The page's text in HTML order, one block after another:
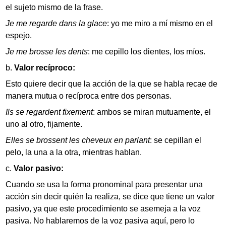
el sujeto mismo de la frase.
Je me regarde dans la glace: yo me miro a mí mismo en el
espejo.
Je me brosse les dents: me cepillo los dientes, los míos.
Valor recíproco:
Esto quiere decir que la acción de la que se habla recae de
manera mutua o recíproca entre dos personas.
Ils se regardent fixement: ambos se miran mutuamente, el
uno al otro, fijamente.
Elles se brossent les cheveux en parlant: se cepillan el
pelo, la una a la otra, mientras hablan.
Valor pasivo:
Cuando se usa la forma pronominal para presentar una
acción sin decir quién la realiza, se dice que tiene un valor
pasivo, ya que este procedimiento se asemeja a la voz
pasiva. No hablaremos de la voz pasiva aquí, pero lo